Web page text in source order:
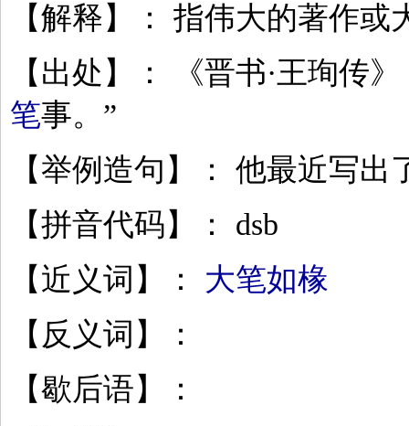
【解释】： 指伟大的著作或
【出处】： 《晋书·王珣传
笔事。”
【举例造句】： 他最近写出
【拼音代码】： dsb
【近义词】： 大笔如椽
【反义词】：
【歇后语】：